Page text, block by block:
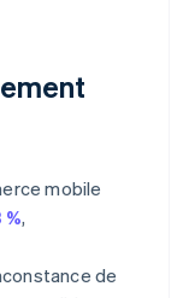
mobile
%,
de